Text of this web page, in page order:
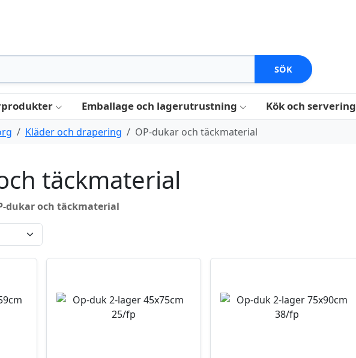
SÖK
Emballage och lagerutrustning Kök och servering
Kläder och drapering OP-dukar och täckmaterial
täckmaterial
dukar och täckmaterial